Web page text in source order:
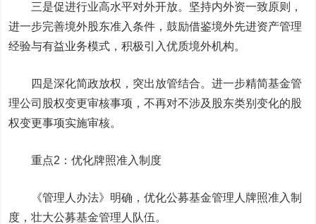
三是促进行业高水平对外开放。坚持内外资一致原则，
进一步完善境外股东准入条件，鼓励借鉴境外先进资产管理
经验与有益业务模式，积极引入优质境外机构。
四是深化简政放权，突出放管结合。进一步精简基金管
理公司股权变更审核事项，不再对不涉及股东类别变化的股
权变更事项实施审核。
重点2：优化牌照准入制度
《管理人办法》明确，优化公募基金管理人牌照准入制
度，壮大公募基金管理人队伍。